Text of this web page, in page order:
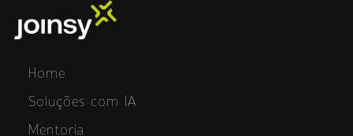
Home
Soluções com IA
Mentoria